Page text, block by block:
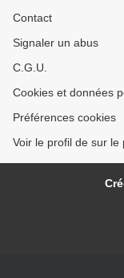
Contact
Signaler un abus
C.G.U.
Cookies et données
Préférences cookies
Voir le profil de sur le